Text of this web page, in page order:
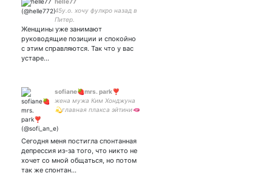
45y.o. хочу фулкро назад в
Питер.
Женщины уже занимают
руководящие позиции и спокойно
с этим справляются. Так что у вас
устаре…
sofiane🍓mrs. park❣️
жена мужа Ким Хонджуна
💫главная плакса эйтини🫦
next life I’m gonna be atiny
Сегодня меня постигла спонтанная
депрессия из-за того, что никто не
хочет со мной общаться, но потом
так же спонтан…